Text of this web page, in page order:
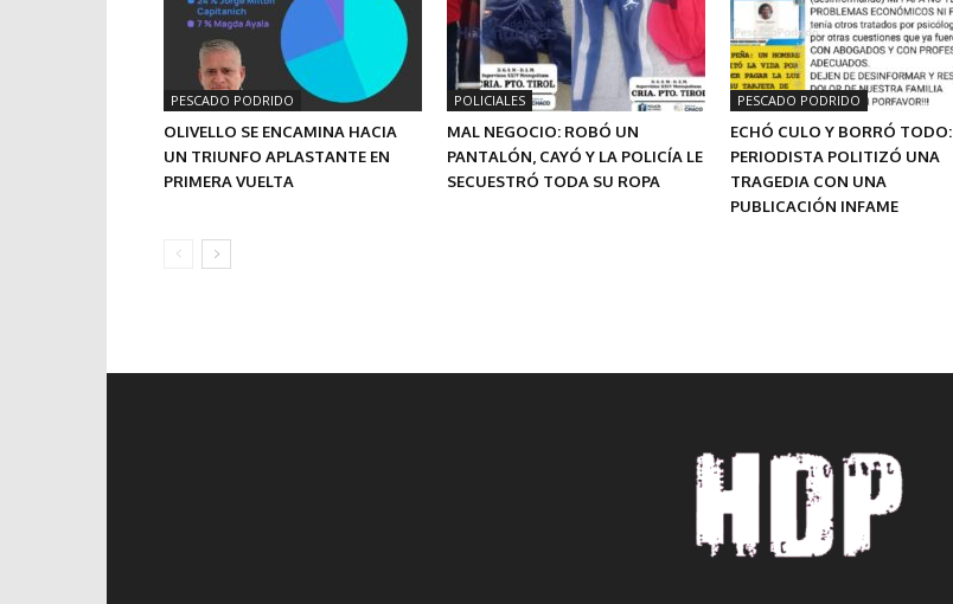
PESCADO PODRIDO
OLIVELLO SE ENCAMINA HACIA
UN TRIUNFO APLASTANTE EN
PRIMERA VUELTA
POLICIALES
MAL NEGOCIO: ROBÓ UN
PANTALÓN, CAYÓ Y LA POLICÍA LE
SECUESTRÓ TODA SU ROPA
PESCADO PODRIDO
ECHÓ CULO Y BORRÓ TODO:
PERIODISTA POLITIZÓ UNA
TRAGEDIA CON UNA
PUBLICACIÓN INFAME